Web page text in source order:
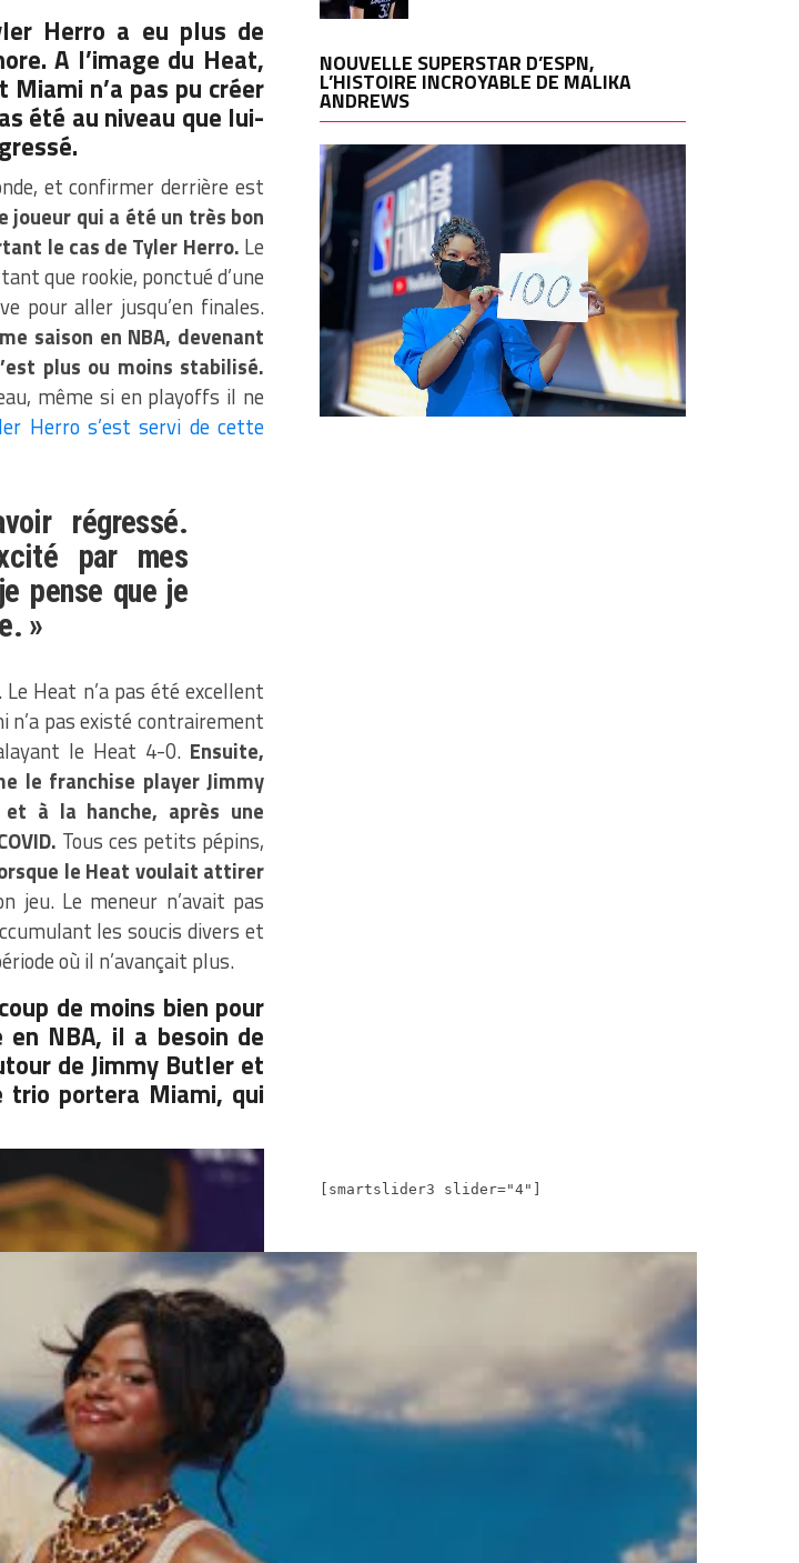
Herro a eu plus de
A l’image du Heat,
n’a pas pu créer
été au niveau que lui-
et confirmer derrière est
joueur qui a été un très bon
le cas de Tyler Herro. Le
que rookie, ponctué d’une
pour aller jusqu’en finales.
saison en NBA, devenant
plus ou moins stabilisé.
même si en playoffs il ne
Herro s’est servi de cette
régressé.
par mes
pense que je
»
Heat n’a pas été excellent
pas existé contrairement
le Heat 4-0. Ensuite,
le franchise player Jimmy
à la hanche, après une
Tous ces petits pépins,
le Heat voulait attirer
jeu. Le meneur n’avait pas
les soucis divers et
où il n’avançait plus.
de moins bien pour
NBA, il a besoin de
de Jimmy Butler et
trio portera Miami, qui
NOUVELLE SUPERSTAR D’ESPN,
L’HISTOIRE INCROYABLE DE MALIKA
ANDREWS
[smartslider3 slider="4"]